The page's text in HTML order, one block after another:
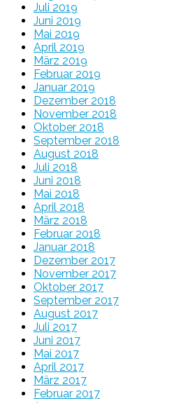
Juli 2019
Juni 2019
Mai 2019
April 2019
März 2019
Februar 2019
Januar 2019
Dezember 2018
November 2018
Oktober 2018
September 2018
August 2018
Juli 2018
Juni 2018
Mai 2018
April 2018
März 2018
Februar 2018
Januar 2018
Dezember 2017
November 2017
Oktober 2017
September 2017
August 2017
Juli 2017
Juni 2017
Mai 2017
April 2017
März 2017
Februar 2017